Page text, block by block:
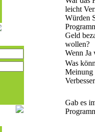
leicht
Würden
Geld
wollen?
Wenn Ja
Was
Meinung
Gab es